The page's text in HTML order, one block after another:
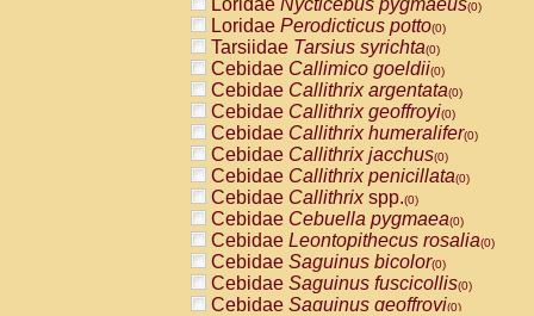
Loridae Nycticebus pygmaeus(0)
Loridae Perodicticus potto(0)
Tarsiidae Tarsius syrichta(0)
Cebidae Callimico goeldii(0)
Cebidae Callithrix argentata(0)
Cebidae Callithrix geoffroyi(0)
Cebidae Callithrix humeralifer(0)
Cebidae Callithrix jacchus(0)
Cebidae Callithrix penicillata(0)
Cebidae Callithrixspp.(0)
Cebidae Cebuella pygmaea(0)
Cebidae Leontopithecus rosalia(0)
Cebidae Saguinus bicolor(0)
Cebidae Saguinus fuscicollis(0)
Cebidae Saguinus geoffroyi(0)